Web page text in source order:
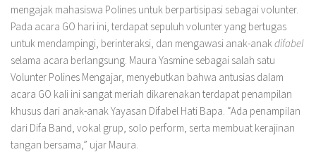
mengajak mahasiswa Polines untuk berpartisipasi sebagai volunter.
Pada acara GO hari ini, terdapat sepuluh volunter yang bertugas
untuk mendampingi, berinteraksi, dan mengawasi anak-anakdifabel
selama acara berlangsung. Maura Yasmine sebagai salah satu
Volunter Polines Mengajar, menyebutkan bahwa antusias dalam
acara GO kali ini sangat meriah dikarenakan terdapat penampilan
khusus dari anak-anak Yayasan Difabel Hati Bapa. “Ada penampilan
dari Difa Band, vokal grup, solo perform, serta membuat kerajinan
tangan bersama,” ujar Maura.